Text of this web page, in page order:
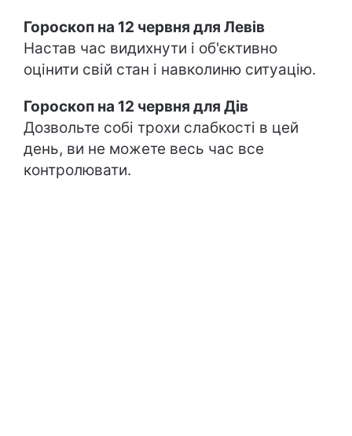
Гороскоп на 12 червня для Левів
Настав час видихнути і об'єктивно
оцінити свій стан і навколиню ситуацію.
Гороскоп на 12 червня для Дів
Дозвольте собі трохи слабкості в цей
день, ви не можете весь час все
контролювати.